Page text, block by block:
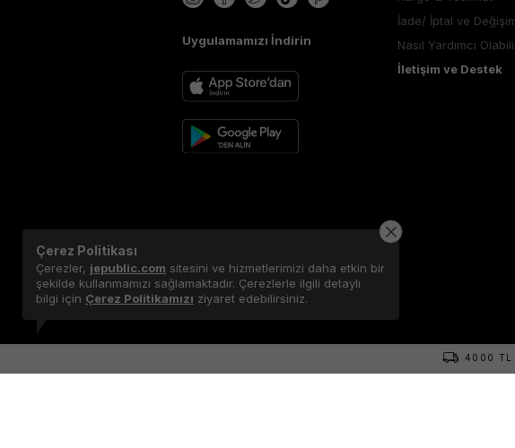
Uygulamamızı İndirin
İade/ İptal ve
Nasıl Yardımcı
İletişim ve Destek
4000 TL
Çerez Politikası
Çerezler, jepublic.com sitesini ve hizmetlerimizi daha etkin bir
şekilde kullanmamızı sağlamaktadır. Çerezlerle ilgili detaylı
bilgi için Çerez Politikamızı ziyaret edebilirsiniz.